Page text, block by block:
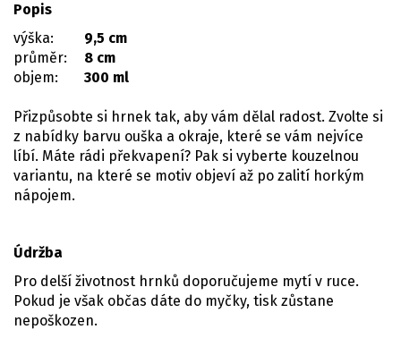
Popis
výška:
9,5 cm
průměr:
8 cm
objem:
300 ml
Přizpůsobte si hrnek tak, aby vám dělal radost. Zvolte si
z nabídky barvu ouška a okraje, které se vám nejvíce
líbí. Máte rádi překvapení? Pak si vyberte kouzelnou
variantu, na které se motiv objeví až po zalití horkým
nápojem.
Údržba
Pro delší životnost hrnků doporučujeme mytí v ruce.
Pokud je však občas dáte do myčky, tisk zůstane
nepoškozen.